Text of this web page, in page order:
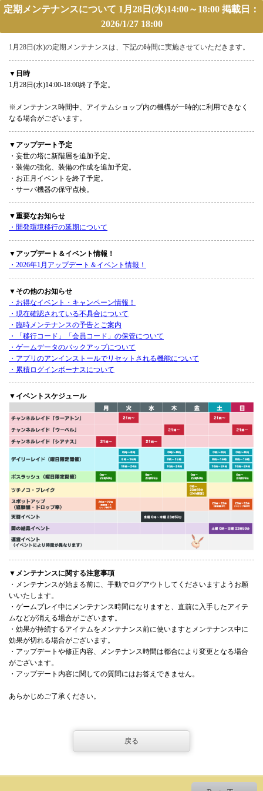
定期メンテナンスについて 1月28日(水)14:00～18:00 掲載日：
2026/1/27 18:00
1月28日(水)の定期メンテナンスは、下記の時間に実施させていただきます。
▼日時
1月28日(水)14:00-18:00終了予定。
※メンテナンス時間中、アイテムショップ内の機構が一時的に利用できなく
なる場合がございます。
▼アップデート予定
・妄世の塔に新階層を追加予定。
・装備の強化、装備の作成を追加予定。
・お正月イベントを終了予定。
・サーバ機器の保守点検。
▼重要なお知らせ
・開発環境移行の延期について
▼アップデート＆イベント情報！
・2026年1月アップデート＆イベント情報！
▼その他のお知らせ
・お得なイベント・キャンペーン情報！
・現在確認されている不具合について
・臨時メンテナンスの予告とご案内
・「移行コード」「会員コード」の保管について
・ゲームデータのバックアップについて
・アプリのアンインストールでリセットされる機能について
・累積ログインボーナスについて
▼イベントスケジュール
▼メンテナンスに関する注意事項
・メンテナンスが始まる前に、手動でログアウトしてくださいますようお願
いいたします。
・ゲームプレイ中にメンテナンス時間になりますと、直前に入手したアイテ
ムなどが消える場合がございます。
・効果が持続するアイテムをメンテナンス前に使いますとメンテナンス中に
効果が切れる場合がございます。
・アップデートや修正内容、メンテナンス時間は都合により変更となる場合
がございます。
・アップデート内容に関しての質問にはお答えできません。
あらかじめご了承ください。
戻る